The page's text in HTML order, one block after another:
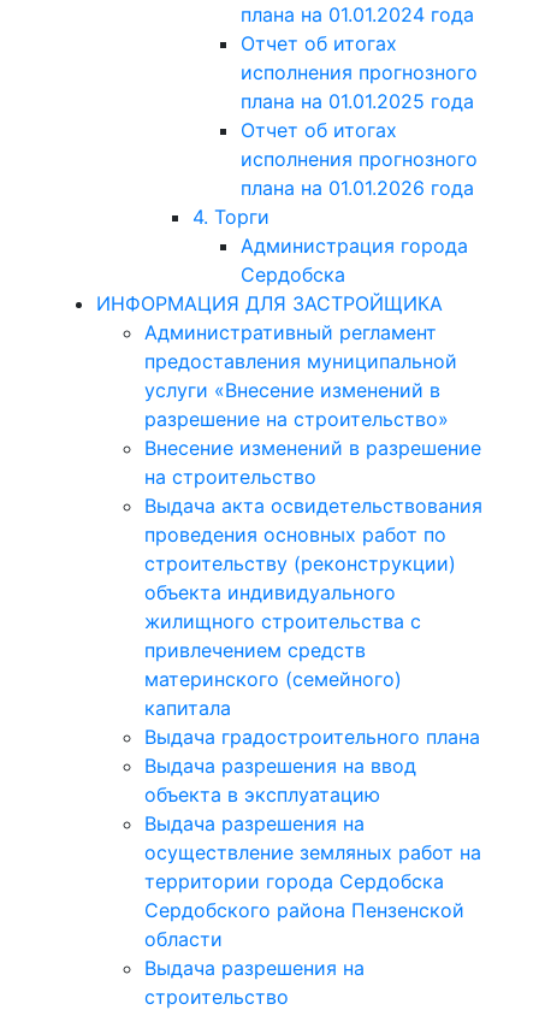
плана на 01.01.2024 года
Отчет об итогах
исполнения прогнозного
плана на 01.01.2025 года
Отчет об итогах
исполнения прогнозного
плана на 01.01.2026 года
4. Торги
Администрация города
Сердобска
ИНФОРМАЦИЯ ДЛЯ ЗАСТРОЙЩИКА
Административный регламент
предоставления муниципальной
услуги «Внесение изменений в
разрешение на строительство»
Внесение изменений в разрешение
на строительство
Выдача акта освидетельствования
проведения основных работ по
строительству (реконструкции)
объекта индивидуального
жилищного строительства с
привлечением средств
материнского (семейного)
капитала
Выдача градостроительного плана
Выдача разрешения на ввод
объекта в эксплуатацию
Выдача разрешения на
осуществление земляных работ на
территории города Сердобска
Сердобского района Пензенской
области
Выдача разрешения на
строительство